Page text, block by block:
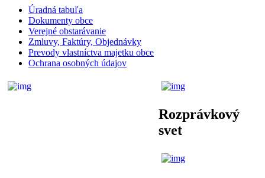
Úradná tabuľa
Dokumenty obce
Verejné obstarávanie
Zmluvy, Faktúry, Objednávky
Prevody vlastníctva majetku obce
Ochrana osobných údajov
Rozprávkový
svet